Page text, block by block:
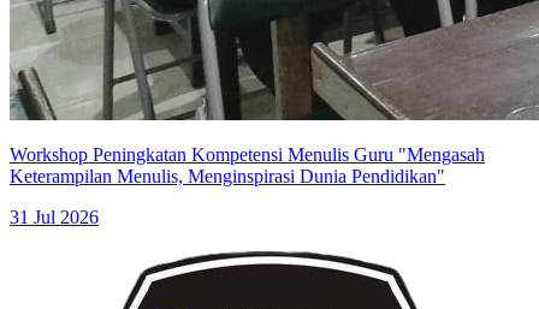
Workshop Peningkatan Kompetensi Menulis Guru "Mengasah
Keterampilan Menulis, Menginspirasi Dunia Pendidikan"
31 Jul 2026